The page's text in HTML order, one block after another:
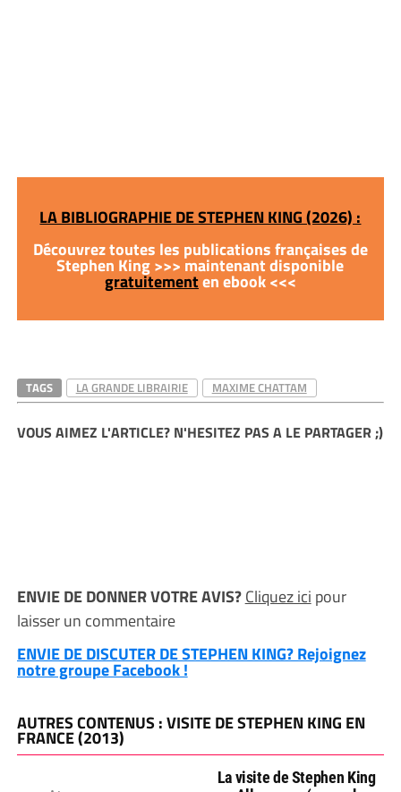
LA BIBLIOGRAPHIE DE STEPHEN KING (2026) :
Découvrez toutes les publications françaises de
Stephen King >>> maintenant disponible
gratuitementen ebook <<<
TAGS LA GRANDE LIBRAIRIE MAXIME CHATTAM
VOUS AIMEZ L'ARTICLE? N'HESITEZ PAS A LE PARTAGER ;)
ENVIE DE DONNER VOTRE AVIS?Cliquez ici pour
laisser un commentaire
ENVIE DE DISCUTER DE STEPHEN KING? Rejoignez
notre groupe Facebook !
AUTRES CONTENUS : VISITE DE STEPHEN KING EN
FRANCE (2013)
La visite de Stephen King